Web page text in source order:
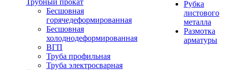
Трубный прокат
Бесшовная
горячедеформированная
Бесшовная
холоднодеформированная
ВГП
Труба профильная
Труба электросварная
Рубка
листового
металла
Размотка
арматуры